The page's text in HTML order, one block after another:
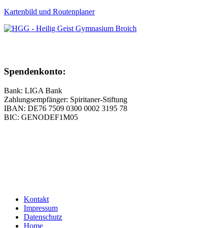
Kartenbild und Routenplaner
Spendenkonto:
Bank: LIGA Bank
Zahlungsempfänger: Spiritaner-Stiftung
IBAN: DE76 7509 0300 0002 3195 78
BIC: GENODEF1M05
Kontakt
Impressum
Datenschutz
Home